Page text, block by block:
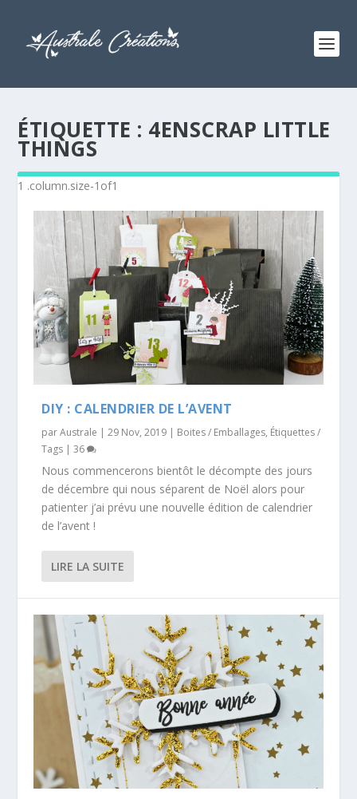
ÉTIQUETTE : 4ENSCRAP LITTLE
THINGS
DIY : CALENDRIER DE L’AVENT
parAustrale |29 Nov, 2019 | Boites / Emballages, Étiquettes /
Tags |36
Nous commencerons bientôt le décompte des jours
de décembre qui nous séparent de Noël alors pour
patienter j’ai prévu une nouvelle édition de calendrier
de l’avent !
LIRE LA SUITE